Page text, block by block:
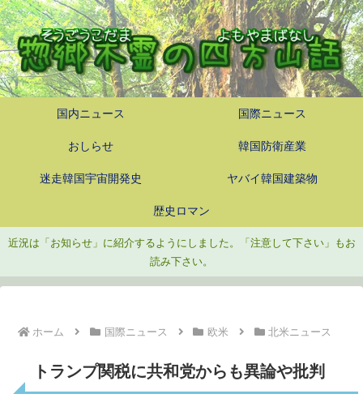
国内ニュース 国際ニュース
おしらせ 韓国防衛産業
迷走韓国宇宙開発史 ヤバイ韓国建築物
歴史ロマン
近況は「お知らせ」に紹介するようにしました。「注意して下さい」もお
読み下さい。
ホーム 国際ニュース 欧米 北米ニュース
トランプ関税に共和党からも異論や批判